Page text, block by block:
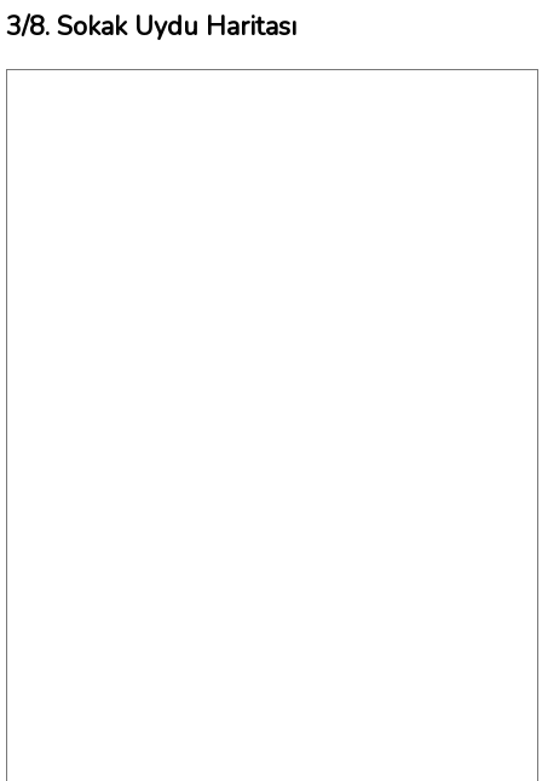
3/8. Sokak Uydu Haritası